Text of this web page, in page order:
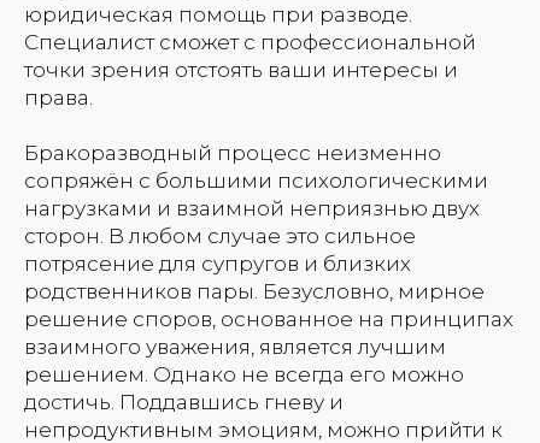
юридическая помощь при разводе.
Специалист сможет с профессиональной
точки зрения отстоять ваши интересы и
права.
Бракоразводный процесс неизменно
сопряжён с большими психологическими
нагрузками и взаимной неприязнью двух
сторон. В любом случае это сильное
потрясение для супругов и близких
родственников пары. Безусловно, мирное
решение споров, основанное на принципах
взаимного уважения, является лучшим
решением. Однако не всегда его можно
достичь. Поддавшись гневу и
непродуктивным эмоциям, можно прийти к